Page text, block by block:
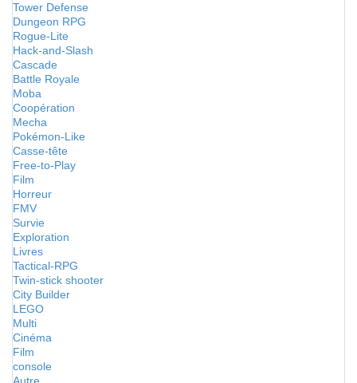
Tower Defense
Dungeon RPG
Rogue-Lite
Hack-and-Slash
Cascade
Battle Royale
Moba
Coopération
Mecha
Pokémon-Like
Casse-tête
Free-to-Play
Film
Horreur
FMV
Survie
Exploration
Livres
Tactical-RPG
Twin-stick shooter
City Builder
LEGO
Multi
Cinéma
Film
console